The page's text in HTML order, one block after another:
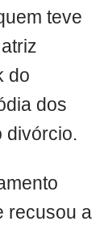
teve
do
dos
divórcio.
recusou a